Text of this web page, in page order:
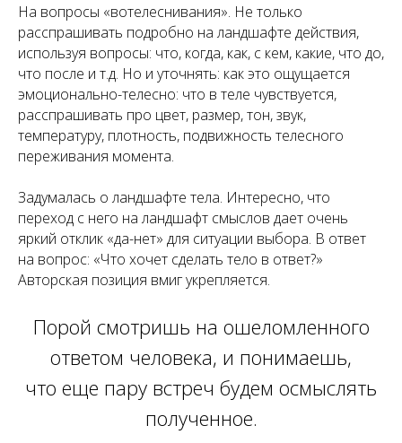
На вопросы «вотелеснивания». Не только
расспрашивать подробно на ландшафте действия,
используя вопросы: что, когда, как, с кем, какие, что до,
что после и т.д. Но и уточнять: как это ощущается
эмоционально-телесно: что в теле чувствуется,
расспрашивать про цвет, размер, тон, звук,
температуру, плотность, подвижность телесного
переживания момента.
Задумалась о ландшафте тела. Интересно, что
переход с него на ландшафт смыслов дает очень
яркий отклик «да-нет» для ситуации выбора. В ответ
на вопрос: «Что хочет сделать тело в ответ?»
Авторская позиция вмиг укрепляется.
Порой смотришь на ошеломленного
ответом человека, и понимаешь,
что еще пару встреч будем осмыслять
полученное.